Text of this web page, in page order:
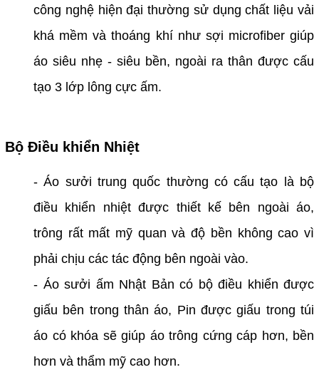
công nghệ hiện đại thường sử dụng chất liệu vải
khá mềm và thoáng khí như sợi microfiber giúp
áo siêu nhẹ - siêu bền, ngoài ra thân được cấu
tạo 3 lớp lông cực ấm.
Bộ Điều khiển Nhiệt
- Áo sưởi trung quốc thường có cấu tạo là bộ
điều khiển nhiệt được thiết kế bên ngoài áo,
trông rất mất mỹ quan và độ bền không cao vì
phải chịu các tác động bên ngoài vào.
- Áo sưởi ấm Nhật Bản có bộ điều khiển được
giấu bên trong thân áo, Pin được giấu trong túi
áo có khóa sẽ giúp áo trông cứng cáp hơn, bền
hơn và thẩm mỹ cao hơn.